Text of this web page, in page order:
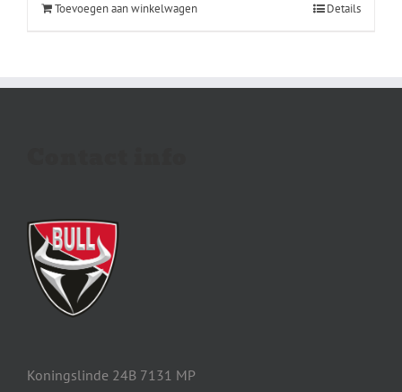
Toevoegen aan winkelwagen Details
Koningslinde 24B 7131 MP